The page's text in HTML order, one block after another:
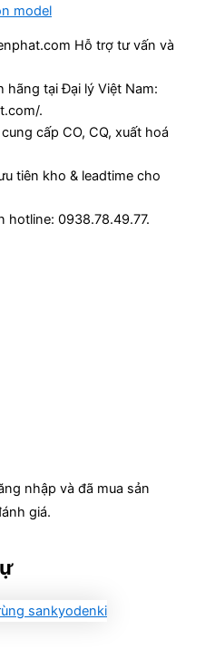
model
Hỗ trợ tư vấn và
hãng tại Đại lý Việt Nam:
.
cấp CO, CQ, xuất hoá
tiên kho & leadtime cho
hotline: 0938.78.49.77.
nhập và đã mua sản
giá.